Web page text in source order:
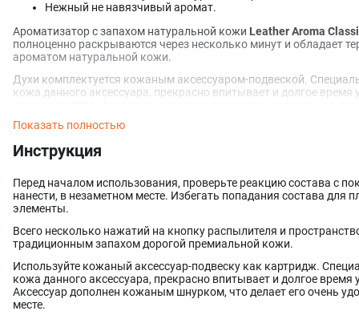
Нежный не навязчивый аромат.
Ароматизатор с запахом натуральной кожи Leather Aroma
полноценно раскрываются через несколько минут и обладает
ароматом натуральной кожи.
Духи комплектуется кожаным аксессуаром-подвеской.
кожа данного аксессуара, прекрасно впитывает и долгое время
идеально подходит для:
Кожаных сумок;
Дома;
Торгового помещения;
Офиса.
Дополнительные консультации о Средствах по уходу за
получить у специалистов и менеджеров нашей компании LeTech.
При использовании нашего продукта крайне важно следовать
гарантирует не только эффективное применение, но и вашу
Показать полностью
Инструкция
Перед началом использования, проверьте реакцию состава с
нанести, в незаметном месте. Избегать попадания состава для
элементы.
Всего несколько нажатий на кнопку распылителя и
традиционным запахом дорогой премиальной кожи.
Используйте кожаный аксессуар-подвеску как картридж.
кожа данного аксессуара, прекрасно впитывает и долгое время
Аксессуар дополнен кожаным шнурком, что делает его очень
месте.